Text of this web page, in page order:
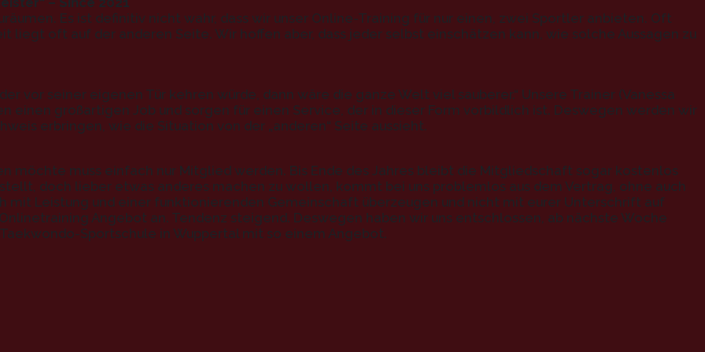
Es ist definitiv nicht wahr, dass wir unser Online-Training für nur einen, zwei Sportler anbieten. Oft
liegt oft auf der anderen Seite. Wir hoffen aber, dass jeder selbst einschätzen kann, wie solche Aussagen zu
vor seiner eigenen Tür kehren würde, dann wäre die ganze Welt viel sauberer.“ Unsere Trainer (Vanessa
einen großartigen Job und sorgen für einen Service, der in dieser Form vorbildlich ist. Deswegen werden wir
erbringen, wie die Situation von der „anderen“ Seite aussieht.
möchte muss einfach nur Mitglied werden. Bis Ende des Jahres bleibt die Mitgliedschaft sogar kostenlos
doch lieber etwas anderes machen zu wollen, kommt bei uns problemlos aus dem Vertrag, ohne auch
mit Leistung und einer funktionierenden Gemeinschaft überzeugen und nicht mit eurer Unterschrift auf
Angebot an. Tendenz steigend. Deswegen haben wir uns entschlossen, ab nächste Woche
Sportschule in Wuppertal mit so einem Angebot.